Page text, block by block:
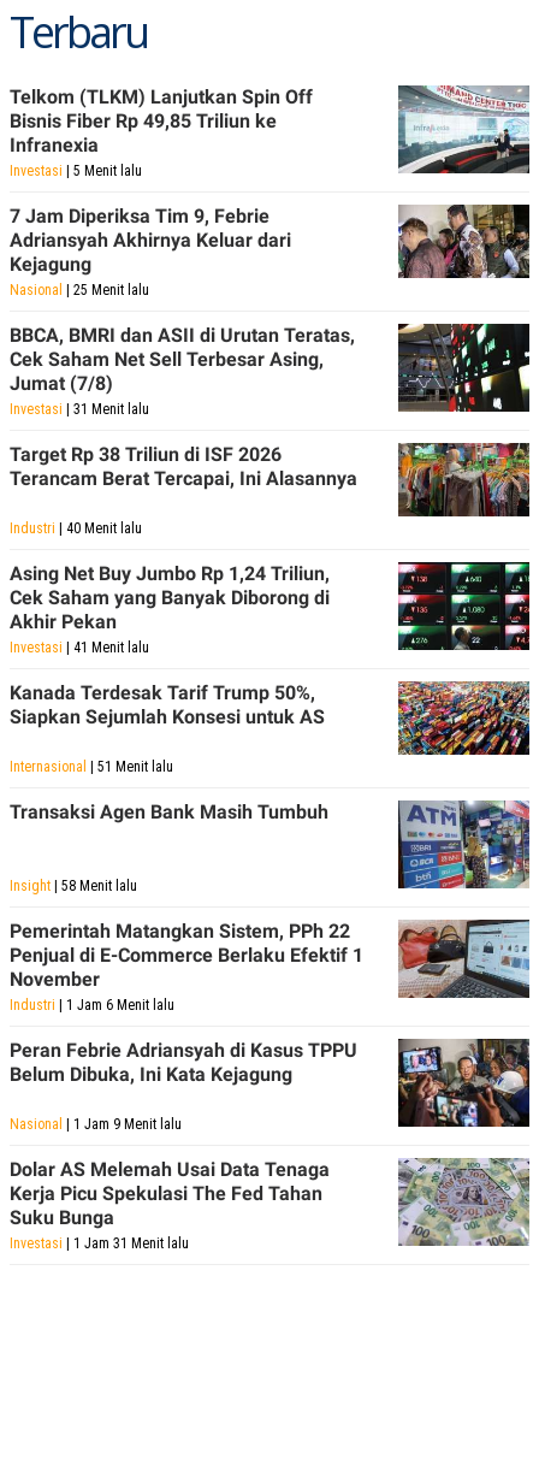
A
P
V
E
I
S
I
N
G
K
G
M
E
D
I
.
I
D
SITEMAP PROFILETERM
OF
PEDOMAN
SIBER
PRIVACY
POLICY
Terbaru
Telkom (TLKM) Lanjutkan Spin Off
Bisnis Fiber Rp 49,85 Triliun ke
Infranexia
Investasi | 5 Menit lalu
7 Jam Diperiksa Tim 9, Febrie
Adriansyah Akhirnya Keluar dari
Kejagung
Nasional | 25 Menit lalu
BBCA, BMRI dan ASII di Urutan Teratas,
Cek Saham Net Sell Terbesar Asing,
Jumat (7/8)
Investasi | 31 Menit lalu
Target Rp 38 Triliun di ISF 2026
Terancam Berat Tercapai, Ini Alasannya
Industri | 40 Menit lalu
Asing Net Buy Jumbo Rp 1,24 Triliun,
Cek Saham yang Banyak Diborong di
Akhir Pekan
Investasi | 41 Menit lalu
Kanada Terdesak Tarif Trump 50%,
Siapkan Sejumlah Konsesi untuk AS
Internasional | 51 Menit lalu
Transaksi Agen Bank Masih Tumbuh
Insight | 58 Menit lalu
Pemerintah Matangkan Sistem, PPh 22
Penjual di E-Commerce Berlaku Efektif 1
November
Industri | 1 Jam 6 Menit lalu
Peran Febrie Adriansyah di Kasus TPPU
Belum Dibuka, Ini Kata Kejagung
Nasional | 1 Jam 9 Menit lalu
Dolar AS Melemah Usai Data Tenaga
Kerja Picu Spekulasi The Fed Tahan
Suku Bunga
Investasi | 1 Jam 31 Menit lalu